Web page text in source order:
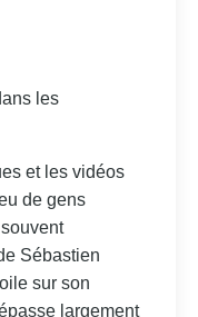
les
et les vidéos
de gens
Sébastien
sur son
largement